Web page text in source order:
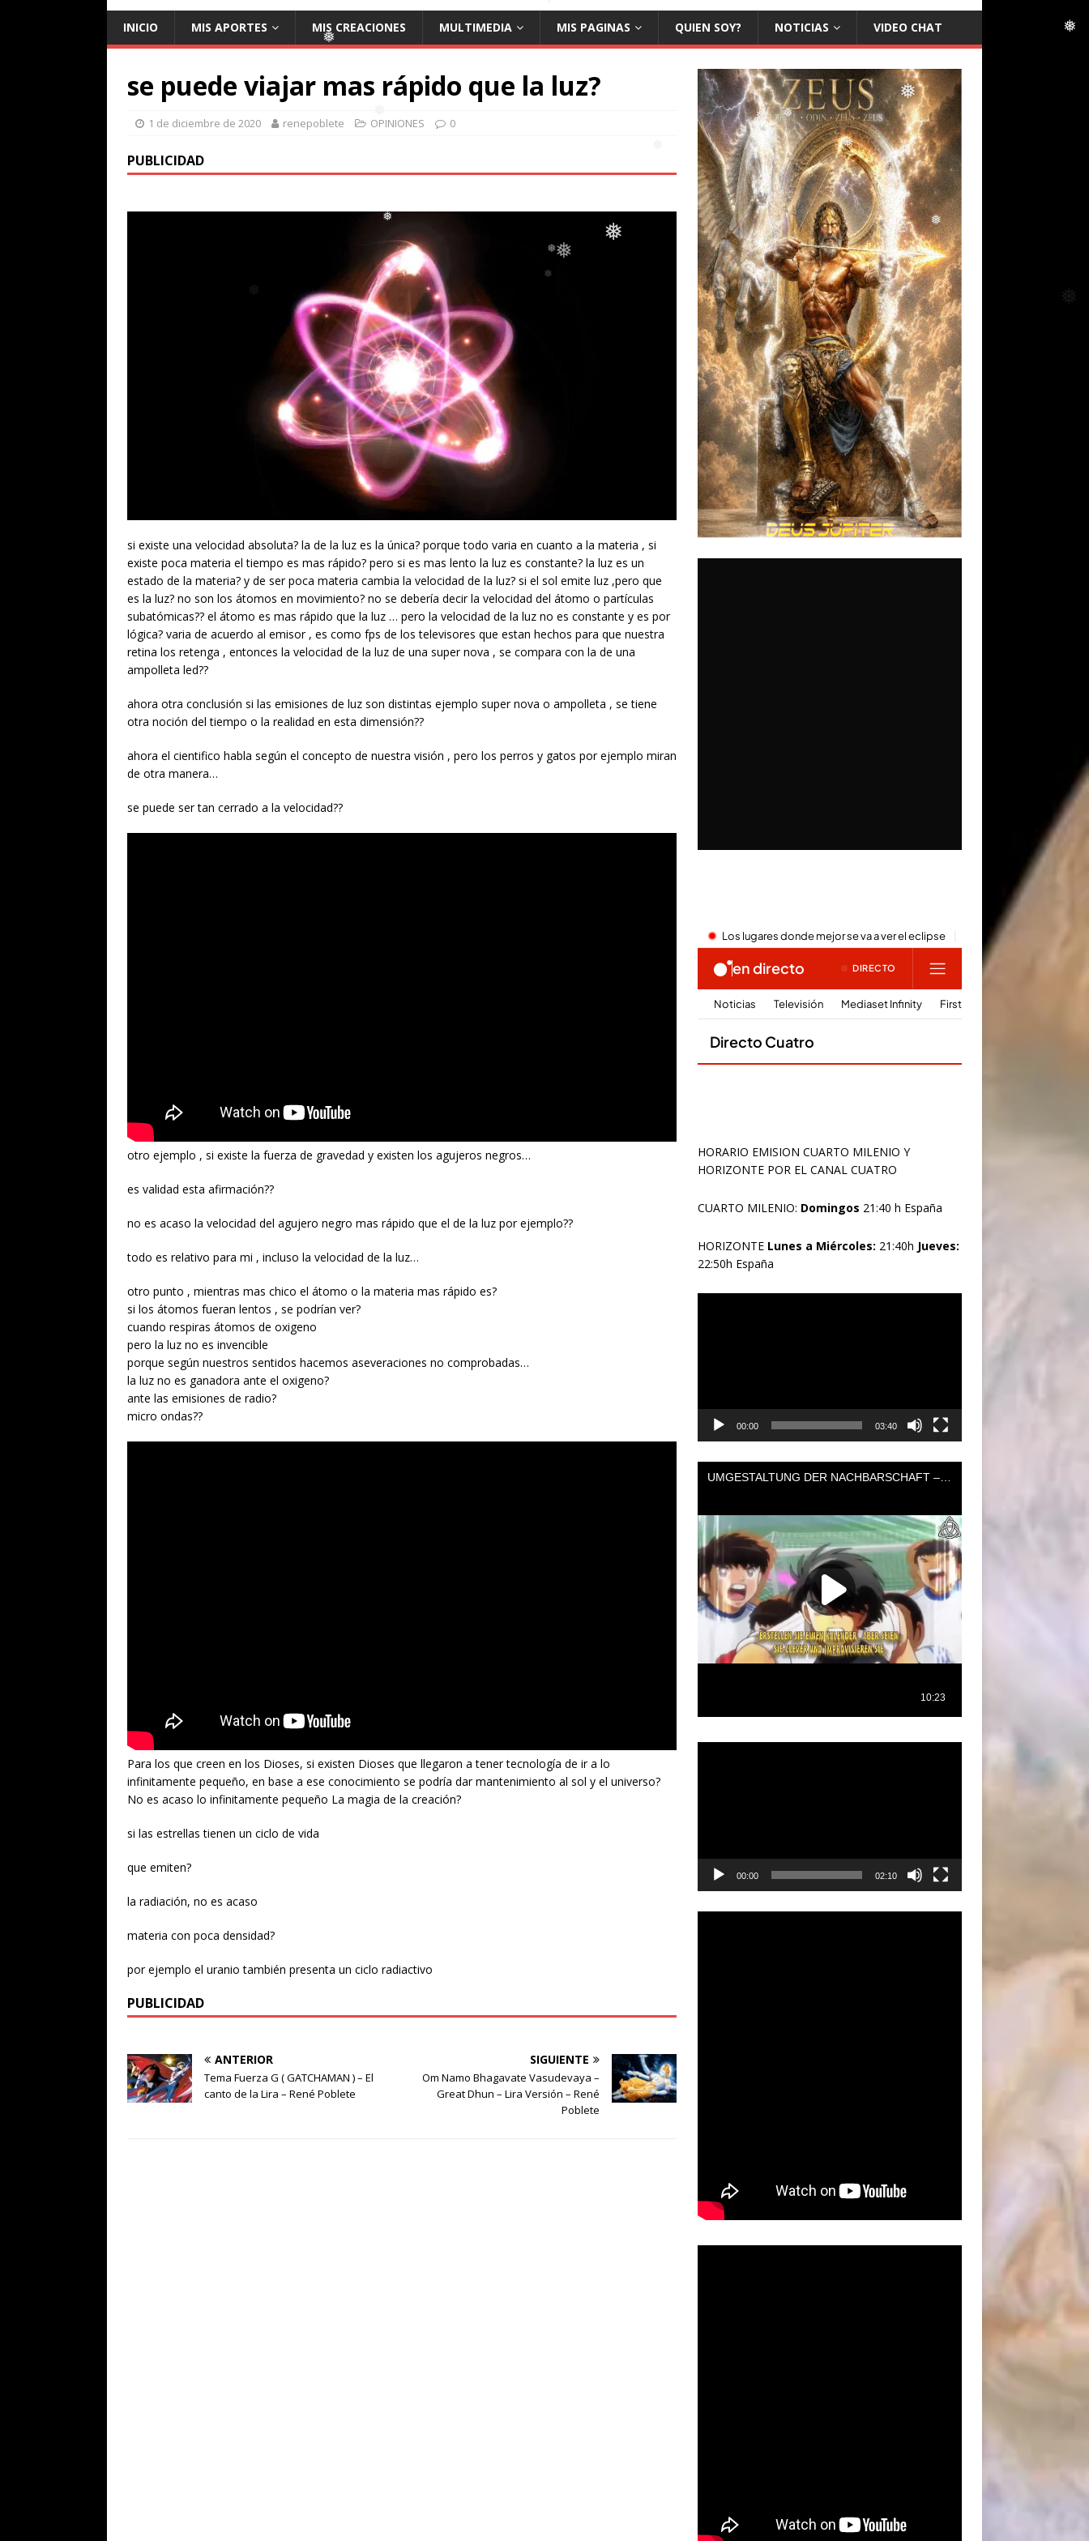
❅
❅
❅
❅
❅
❅
❅
❅
❅
❅
❅
INICIO MIS APORTES MIS CREACIONES MULTIMEDIA MIS PAGINAS QUIEN SOY? NOTICIAS VIDEO CHAT
se puede viajar mas rápido que la luz?
1 de diciembre de 2020 renepoblete OPINIONES 0
PUBLICIDAD
si existe una velocidad absoluta? la de la luz es la única? porque todo varia en cuanto a la materia , si
existe poca materia el tiempo es mas rápido? pero si es mas lento la luz es constante? la luz es un
estado de la materia? y de ser poca materia cambia la velocidad de la luz? si el sol emite luz ,pero que
es la luz? no son los átomos en movimiento? no se debería decir la velocidad del átomo o partículas
subatómicas?? el átomo es mas rápido que la luz … pero la velocidad de la luz no es constante y es por
lógica? varia de acuerdo al emisor , es como fps de los televisores que estan hechos para que nuestra
retina los retenga , entonces la velocidad de la luz de una super nova , se compara con la de una
ampolleta led??
ahora otra conclusión si las emisiones de luz son distintas ejemplo super nova o ampolleta , se tiene
otra noción del tiempo o la realidad en esta dimensión??
ahora el cientifico habla según el concepto de nuestra visión , pero los perros y gatos por ejemplo miran
de otra manera…
se puede ser tan cerrado a la velocidad??
otro ejemplo , si existe la fuerza de gravedad y existen los agujeros negros…
es validad esta afirmación??
no es acaso la velocidad del agujero negro mas rápido que el de la luz por ejemplo??
todo es relativo para mi , incluso la velocidad de la luz…
otro punto , mientras mas chico el átomo o la materia mas rápido es?
si los átomos fueran lentos , se podrían ver?
cuando respiras átomos de oxigeno
pero la luz no es invencible
porque según nuestros sentidos hacemos aseveraciones no comprobadas…
la luz no es ganadora ante el oxigeno?
ante las emisiones de radio?
micro ondas??
Para los que creen en los Dioses, si existen Dioses que llegaron a tener tecnología de ir a lo
infinitamente pequeño, en base a ese conocimiento se podría dar mantenimiento al sol y el universo?
No es acaso lo infinitamente pequeño La magia de la creación?
si las estrellas tienen un ciclo de vida
que emiten?
la radiación, no es acaso
materia con poca densidad?
por ejemplo el uranio también presenta un ciclo radiactivo
PUBLICIDAD
ANTERIOR
Tema Fuerza G ( GATCHAMAN ) – El
canto de la Lira – René Poblete
SIGUIENTE
Om Namo Bhagavate Vasudevaya –
Great Dhun – Lira Versión – René
Poblete
HORARIO EMISION CUARTO MILENIO Y
HORIZONTE POR EL CANAL CUATRO
CUARTO MILENIO: Domingos 21:40 h España
HORIZONTE Lunes a Miércoles: 21:40h Jueves:
22:50h España
00:00 03:40
00:00 02:10